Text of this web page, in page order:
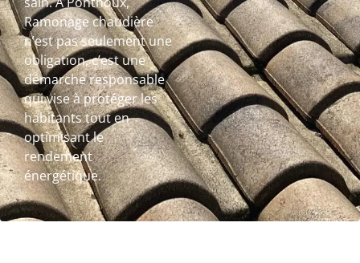
Ramonage chaudière
n’est pas seulement une
obligation, c’est une
démarche responsable
qui vise à protéger les
habitants tout en
optimisant le
rendement
énergétique.